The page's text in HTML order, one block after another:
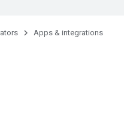
Apps & integrations